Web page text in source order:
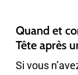
Quand et
Tête après
Si vous